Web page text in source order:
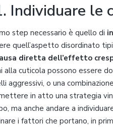
Individuare le
step necessario è quello di
quell’aspetto disordinato
diretta dell’effetto
alla cuticola possono essere
aggressivi, o una
in atto una strategia
ma anche andare a
i fattori che portano, in